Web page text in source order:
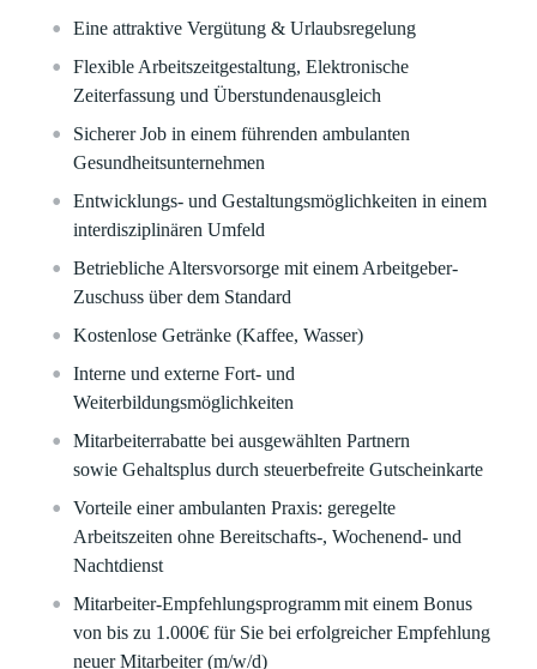
Eine attraktiveVergütung&Urlaubsregelung
Flexible Arbeitszeitgestaltung, Elektronische
Zeiterfassung undÜberstundenausgleich
Sicherer Job in einem führenden ambulanten
Gesundheitsunternehmen
Entwicklungs- und Gestaltungsmöglichkeiten in einem
interdisziplinären Umfeld
Betriebliche Altersvorsorge mit einem Arbeitgeber-
Zuschuss über dem Standard
Kostenlose Getränke (Kaffee, Wasser)
Interne und externe Fort- und
Weiterbildungsmöglichkeiten
Mitarbeiterrabatte bei ausgewählten Partnern
sowieGehaltsplus durch steuerbefreite Gutscheinkarte
Vorteile einer ambulanten Praxis: geregelte
Arbeitszeiten ohne Bereitschafts-, Wochenend- und
Nachtdienst
Mitarbeiter-Empfehlungsprogrammmit einem Bonus
von bis zu 1.000€ für Sie bei erfolgreicher Empfehlung
neuer Mitarbeiter (m/w/d)